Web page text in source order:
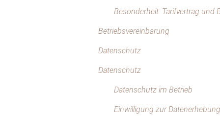
Besonderheit: Tarifvertrag und
Betriebsvereinbarung
Datenschutz
Datenschutz
Datenschutz im Betrieb
Einwilligung zur Datenerhebung